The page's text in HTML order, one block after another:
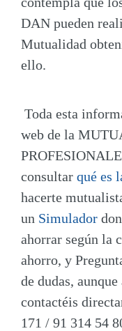
DAN pueden
Mutualidad
ello.
Toda esta
web de la
consultar qué es
hacerte
un Simulador
ahorrar según la
ahorro, y
de dudas,
contactéis
171 / 91 314 54